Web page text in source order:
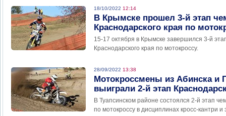
18/10/2022 12:14
В Крымске прошел 3-й этап
Краснодарского края по
15-17 октября в Крымске завершился 3-й
Краснодарского края по мотокроссу.
28/09/2022 13:38
Мотокроссмены из Абинска и
выиграли 2-й этап
В Туапсинском районе состоялся 2-й этап
по мотокроссу в дисциплинах кросс-кантри и